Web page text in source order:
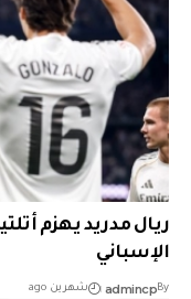
ريال مدريد يهزم
الإسباني
By
admincp شهرين ago